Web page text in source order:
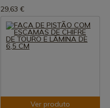
29,63 €
Ver produto